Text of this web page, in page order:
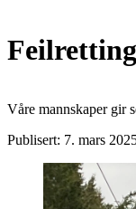
Våre mannskaper gir
Publisert: 7. mars